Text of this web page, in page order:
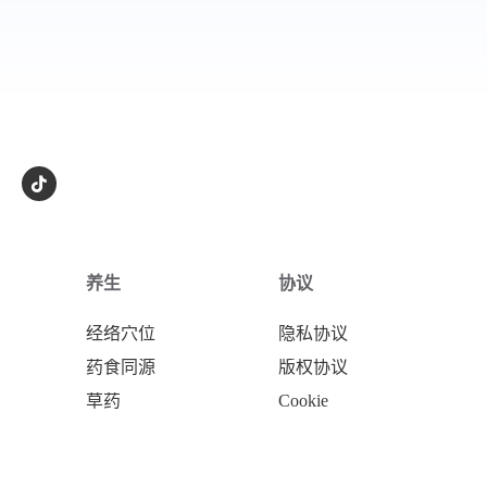
养生
经络穴位
药食同源
草药
协议
隐私协议
版权协议
Cookie